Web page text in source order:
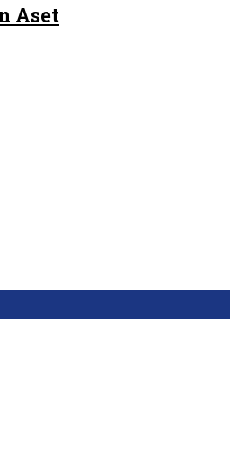
Aset